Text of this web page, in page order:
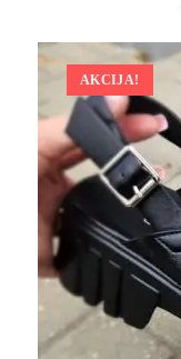
AKCIJA!